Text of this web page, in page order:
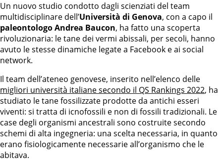
Un nuovo studio condotto dagli scienziati del team
multidisciplinare dell’Università di Genova, con a capo il
paleontologo Andrea Baucon, ha fatto una scoperta
rivoluzionaria: le tane dei vermi abissali, per secoli, hanno
avuto le stesse dinamiche legate a Facebook e ai social
network.
Il team dell’ateneo genovese, inserito nell’elenco delle
migliori università italiane secondo il QS Rankings 2022, ha
studiato le tane fossilizzate prodotte da antichi esseri
viventi: si tratta di icnofossili e non di fossili tradizionali. Le
case degli organismi ancestrali sono costruite secondo
schemi di alta ingegneria: una scelta necessaria, in quanto
erano fisiologicamente necessarie all’organismo che le
abitava.